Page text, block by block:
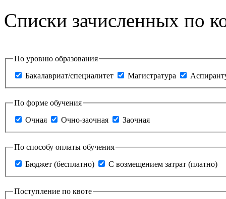
Списки зачисленных по
По уровню образования
Бакалавриат/специалитет
Магистратура
По форме обучения
Очная
Очно-заочная Заочная
По способу оплаты обучения
Бюджет (бесплатно)
С возмещением затрат (платно)
Поступление по квоте